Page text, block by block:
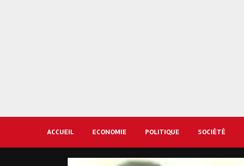
ACCUEIL ECONOMIE POLITIQUE SOCIÉTÉ